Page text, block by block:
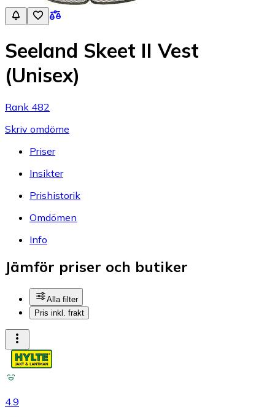
Seeland Skeet II Vest
(Unisex)
Rank 482
Skriv omdöme
Priser
Insikter
Prishistorik
Omdömen
Info
Jämför priser och butiker
Alla filter
Pris inkl. frakt
4.9